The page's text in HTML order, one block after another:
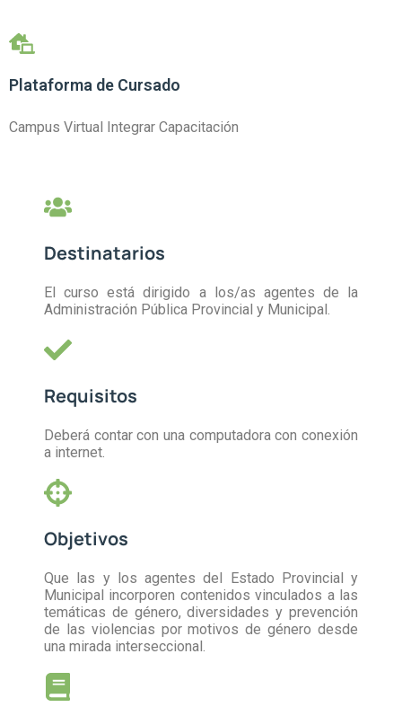
Plataforma de Cursado
Campus Virtual Integrar Capacitación
Destinatarios
El curso está dirigido a los/as agentes de la
Administración Pública Provincial y Municipal.
Requisitos
Deberá contar con una computadora con conexión
a internet.
Objetivos
Que las y los agentes del Estado Provincial y
Municipal incorporen contenidos vinculados a las
temáticas de género, diversidades y prevención
de las violencias por motivos de género desde
una mirada interseccional.